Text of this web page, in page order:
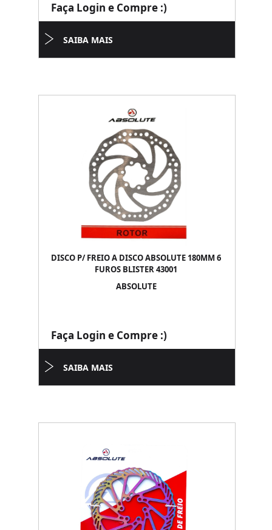
Faça Login e Compre :)
SAIBA MAIS
DISCO P/ FREIO A DISCO ABSOLUTE 180MM 6
FUROS BLISTER 43001
ABSOLUTE
Faça Login e Compre :)
SAIBA MAIS